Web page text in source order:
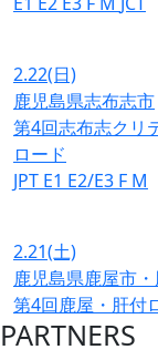
2.22(日)
鹿児島県志布志市
第4回志布志クリ
ロード
JPT E1 E2/E3 F M
2.21(土)
鹿児島県鹿屋市
第4回鹿屋・肝付
PARTNERS